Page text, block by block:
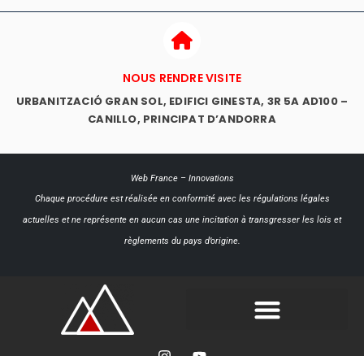
NOUS RENDRE VISITE
URBANITZACIÓ GRAN SOL, EDIFICI GINESTA, 3R 5A AD100 –
CANILLO, PRINCIPAT D’ANDORRA
Web France– Innovations
Chaque procédure est réalisée en conformité avec les régulations légales
actuelles et ne représente en aucun cas une incitation à transgresser les lois et
règlements du pays d’origine.